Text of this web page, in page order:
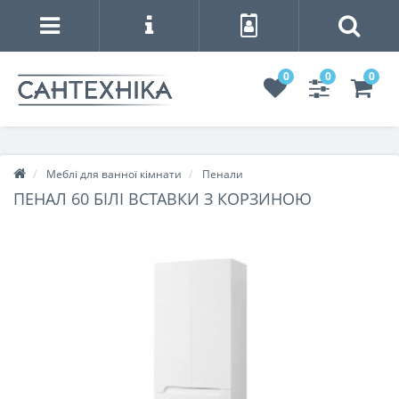
0 0 0
Меблі для ванної кімнати Пенали
ПЕНАЛ 60 БІЛІ ВСТАВКИ З КОРЗИНОЮ